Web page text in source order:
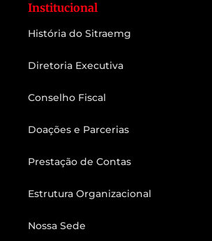
Institucional
História do Sitraemg
Diretoria Executiva
Conselho Fiscal
Doações e Parcerias
Prestação de Contas
Estrutura Organizacional
Nossa Sede